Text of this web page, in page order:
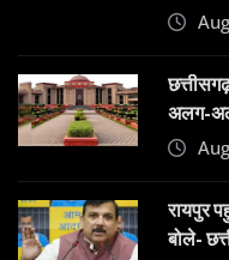
अलग-
रायपुर
बोले-